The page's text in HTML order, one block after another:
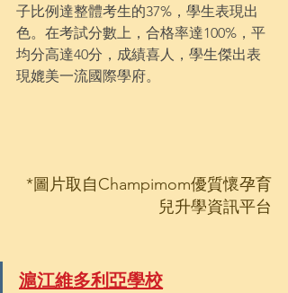
子比例達整體考生的37%，學生表現出
色。在考試分數上，合格率達100%，平
均分高達40分，成績喜人，學生傑出表
現媲美一流國際學府。
*圖片取自Champimom優質懷孕育
兒升學資訊平台
滬江維多利亞學校